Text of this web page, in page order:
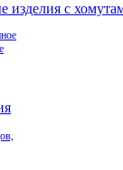
изделия с